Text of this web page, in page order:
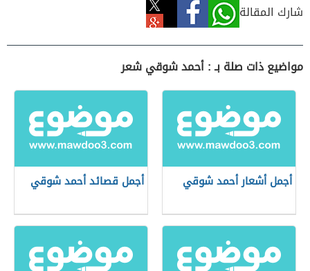
شارك المقالة
مواضيع ذات صلة بـ : أحمد شوقي شعر
أجمل أشعار أحمد شوقي أجمل قصائد أحمد شوقي